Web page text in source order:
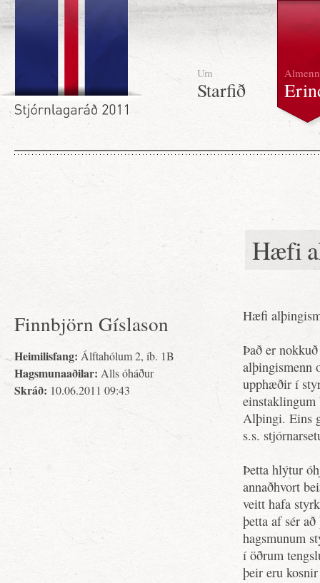
Um
Starfið
Almenn
Hæfi
Finnbjörn Gíslason
Heimilisfang: Álftahólum 2, íb. 1B
Hagsmunaaðilar: Alls óháður
Skráð: 10.06.2011 09:43
Hæfi
Það er
alþingismenn
upphæðir í
einstaklingum
Alþingi. Eins
s.s.
Þetta hlýtur
annaðhvort
veitt hafa
þetta af sér
hagsmunum
í öðrum
þeir eru